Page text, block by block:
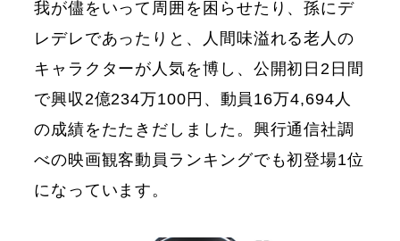
我が儘をいって周囲を困らせたり、孫にデ
レデレであったりと、人間味溢れる老人の
キャラクターが人気を博し、公開初日2日間
で興収2億234万100円、動員16万4,694人
の成績をたたきだしました。興行通信社調
べの映画観客動員ランキングでも初登場1位
になっています。